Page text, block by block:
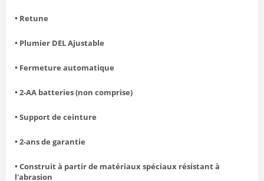
• Retune
• Plumier DEL Ajustable
• Fermeture automatique
• 2-AA batteries (non comprise)
• Support de ceinture
• 2-ans de garantie
•Construit à partir de matériaux spéciaux résistant à
l'abrasion